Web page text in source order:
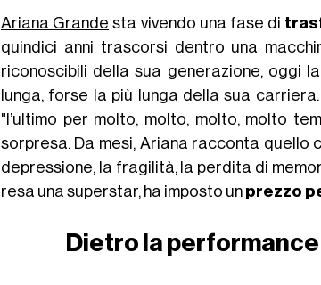
Ariana Grande sta vivendo una fase di
quindici anni trascorsi dentro una
riconoscibili della sua generazione, oggi
lunga, forse la più lunga della sua carriera.
"l’ultimo per molto, molto, molto, molto
sorpresa. Da mesi, Ariana racconta quello
depressione, la fragilità, la perdita di
resa una superstar, ha imposto un prezzo
Dietro la performance